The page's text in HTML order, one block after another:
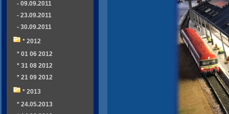
- 09.09.2011
- 23.09.2011
- 30.09.2011
* 2012
* 01 06 2012
* 31 08 2012
* 21 09 2012
* 2013
* 24.05.2013